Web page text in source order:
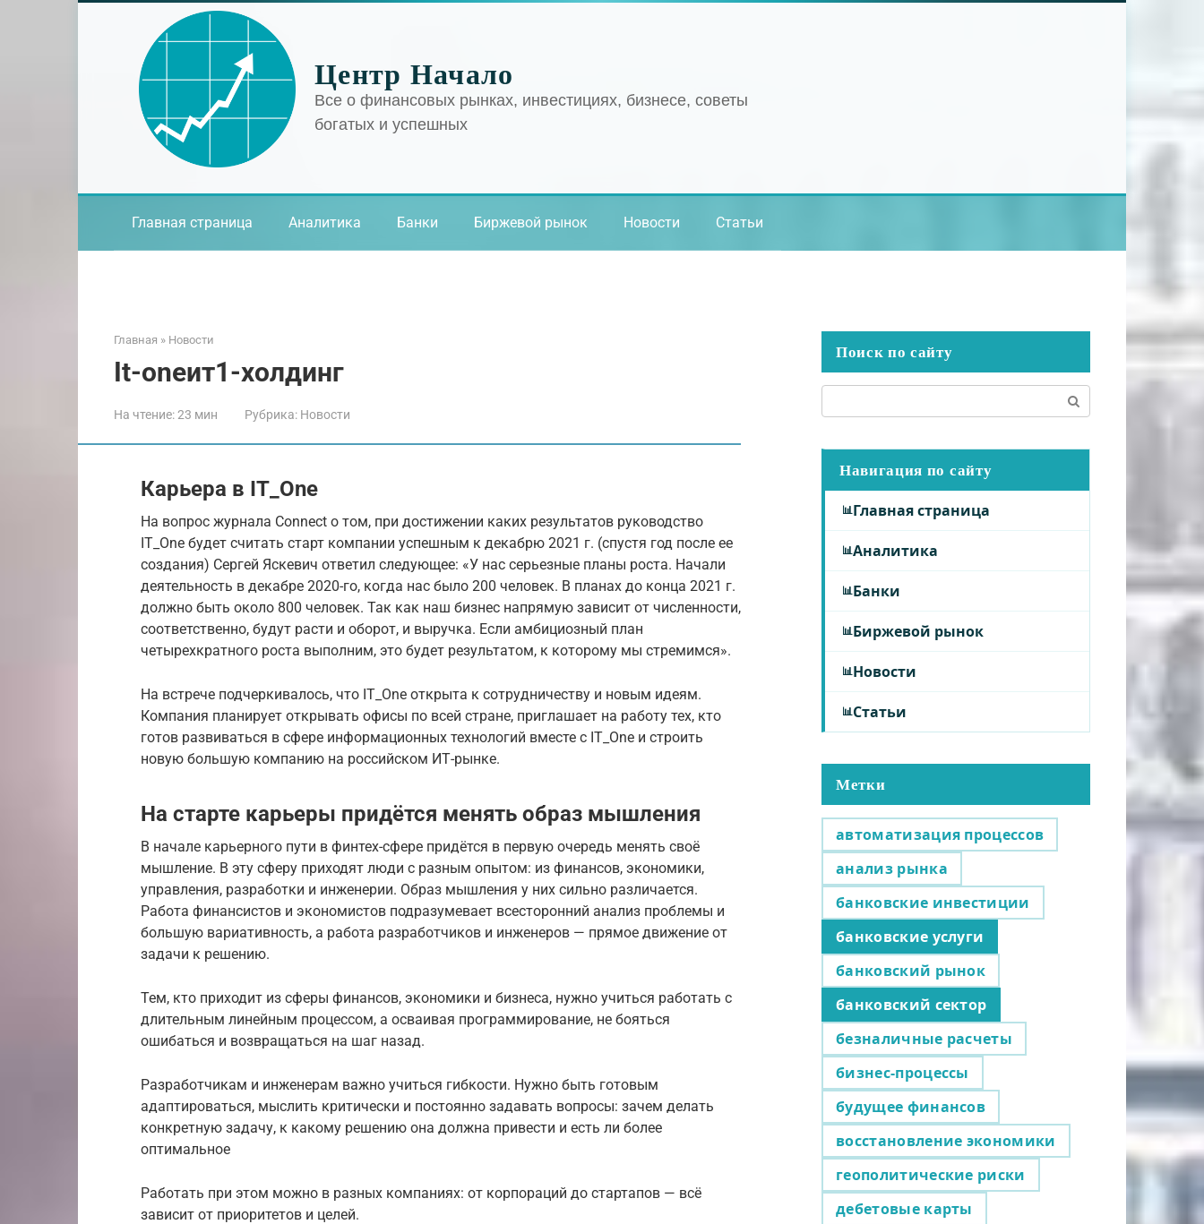
Центр Начало
Все о финансовых рынках, инвестициях, бизнесе, советы
богатых и успешных
Главная страница Аналитика Банки Биржевой рынок Новости Статьи
Главная » Новости
It-oneит1-холдинг
На чтение:23 мин Рубрика: Новости
Карьера в IT_One
На вопрос журнала Connect о том, при достижении каких результатов руководство
IT_One будет считать старт компании успешным к декабрю 2021 г. (спустя год после ее
создания) Сергей Яскевич ответил следующее: «У нас серьезные планы роста. Начали
деятельность в декабре 2020-го, когда нас было 200 человек. В планах до конца 2021 г.
должно быть около 800 человек. Так как наш бизнес напрямую зависит от численности,
соответственно, будут расти и оборот, и выручка. Если амбициозный план
четырехкратного роста выполним, это будет результатом, к которому мы стремимся».
На встрече подчеркивалось, что IT_One открыта к сотрудничеству и новым идеям.
Компания планирует открывать офисы по всей стране, приглашает на работу тех, кто
готов развиваться в сфере информационных технологий вместе с IT_One и строить
новую большую компанию на российском ИТ-рынке.
На старте карьеры придётся менять образ мышления
В начале карьерного пути в финтех-сфере придётся в первую очередь менять своё
мышление. В эту сферу приходят люди с разным опытом: из финансов, экономики,
управления, разработки и инженерии. Образ мышления у них сильно различается.
Работа финансистов и экономистов подразумевает всесторонний анализ проблемы и
большую вариативность, а работа разработчиков и инженеров — прямое движение от
задачи к решению.
Тем, кто приходит из сферы финансов, экономики и бизнеса, нужно учиться работать с
длительным линейным процессом, а осваивая программирование, не бояться
ошибаться и возвращаться на шаг назад.
Разработчикам и инженерам важно учиться гибкости. Нужно быть готовым
адаптироваться, мыслить критически и постоянно задавать вопросы: зачем делать
конкретную задачу, к какому решению она должна привести и есть ли более
оптимальное
Работать при этом можно в разных компаниях: от корпораций до стартапов — всё
зависит от приоритетов и целей.
Поиск по сайту
Навигация по сайту
Главная страница
Аналитика
Банки
Биржевой рынок
Новости
Статьи
Метки
автоматизация процессов
анализ рынка
банковские инвестиции
банковские услуги
банковский рынок
банковский сектор
безналичные расчеты
бизнес-процессы
будущее финансов
восстановление экономики
геополитические риски
дебетовые карты